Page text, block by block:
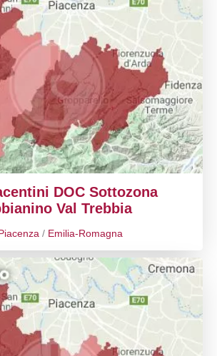
DOC Sottozona
Val Trebbia
/ Emilia-Romagna